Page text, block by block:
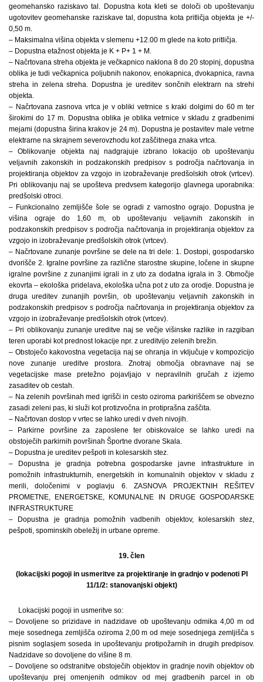
geomehansko raziskavo tal. Dopustna kota kleti se določi ob upoštevanju
ugotovitev geomehanske raziskave tal, dopustna kota pritličja objekta je +/-
0,50 m.
– Maksimalna višina objekta v slemenu +12.00 m glede na koto pritličja.
– Dopustna etažnost objekta je K + P+ 1 + M.
– Načrtovana streha objekta je večkapnico naklona 8 do 20 stopinj, dopustna
oblika je tudi večkapnica poljubnih nakonov, enokapnica, dvokapnica, ravna
streha in zelena streha. Dopustna je ureditev sončnih elektrarn na strehi
objekta.
– Načrtovana zasnova vrtca je v obliki vetrnice s kraki dolgimi do 60 m ter
širokimi do 17 m. Dopustna oblika je oblika vetrnice v skladu z gradbenimi
mejami (dopustna širina krakov je 24 m). Dopustna je postavitev male vetrne
elektrarne na skrajnem severovzhodu kot zaščitnega znaka vrtca.
– Oblikovanje objekta naj nadgrajuje izbrano lokacijo ob upoštevanju
veljavnih zakonskih in podzakonskih predpisov s področja načrtovanja in
projektiranja objektov za vzgojo in izobraževanje predšolskih otrok (vrtcev).
Pri oblikovanju naj se upošteva predvsem kategorijo glavnega uporabnika:
predšolski otroci.
– Funkcionalno zemljišče šole se ogradi z varnostno ograjo. Dopustna je
višina ograje do 1,60 m, ob upoštevanju veljavnih zakonskih in
podzakonskih predpisov s področja načrtovanja in projektiranja objektov za
vzgojo in izobraževanje predšolskih otrok (vrtcev).
– Načrtovane zunanje površine se dele na tri dele: 1. Dostopi, gospodarsko
dvorišče 2. Igralne površine za različne starostne skupine, ločene in skupne
igralne površine z zunanjimi igrali in z uto za dodatna igrala in 3. Območje
ekovrta – ekološka pridelava, ekološka učna pot z uto za orodje. Dopustna je
druga ureditev zunanjih površin, ob upoštevanju veljavnih zakonskih in
podzakonskih predpisov s področja načrtovanja in projektiranja objektov za
vzgojo in izobraževanje predšolskih otrok (vrtcev).
– Pri oblikovanju zunanje ureditve naj se večje višinske razlike in razgiban
teren uporabi kot prednost lokacije npr. z ureditvijo zelenih brežin.
– Obstoječo kakovostna vegetacija naj se ohranja in vključuje v kompozicijo
nove zunanje ureditve prostora. Znotraj območja obravnave naj se
vegetacijske mase pretežno pojavljajo v nepravilnih gručah z izjemo
zasaditev ob cestah.
– Na zelenih površinah med igrišči in cesto oziroma parkiriščem se obvezno
zasadi zeleni pas, ki služi kot protizvočna in protiprašna zaščita.
– Načrtovan dostop v vrtec se lahko uredi v dveh nivojih.
– Parkirne površine za zaposlene ter obiskovalce se lahko uredi na
obstoječih parkirnih površinah Športne dvorane Skala.
– Dopustna je ureditev pešpoti in kolesarskih stez.
– Dopustna je gradnja potrebna gospodarske javne infrastrukture in
pomožnih infrastrukturnih, energetskih in komunalnih objektov v skladu z
merili, določenimi v poglavju 6. ZASNOVA PROJEKTNIH REŠITEV
PROMETNE, ENERGETSKE, KOMUNALNE IN DRUGE GOSPODARSKE
INFRASTRUKTURE
– Dopustna je gradnja pomožnih vadbenih objektov, kolesarskih stez,
pešpoti, spominskih obeležij in urbane opreme.
19. člen
(lokacijski pogoji in usmeritve za projektiranje in gradnjo v podenoti PI
11/1/2: stanovanjski objekt)
Lokacijski pogoji in usmeritve so:
– Dovoljene so prizidave in nadzidave ob upoštevanju odmika 4,00 m od
meje sosednega zemljišča oziroma 2,00 m od meje sosednjega zemljišča s
pisnim soglasjem soseda in upoštevanju protipožarnih in drugih predpisov.
Nadzidave so dovoljene do višine 8 m.
– Dovoljene so odstranitve obstoječih objektov in gradnje novih objektov ob
upoštevanju prej omenjenih odmikov od mej gradbenih parcel in ob